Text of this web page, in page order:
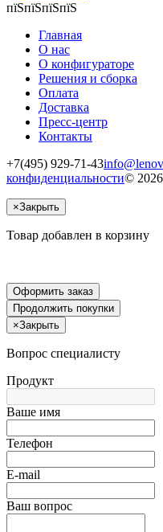
пїЅпїЅпїЅпїЅ
Главная
О нас
О конфигураторе
Решения и сборка
Оплата
Доставка
Пресс-центр
Контакты
+7(495) 929-71-43
конфиденциальности©
×Закрыть
Товар добавлен в корзину
Оформить заказ
Продолжить покупки
×Закрыть
Вопрос специалисту
Продукт
Ваше имя
Телефон
E-mail
Ваш вопрос